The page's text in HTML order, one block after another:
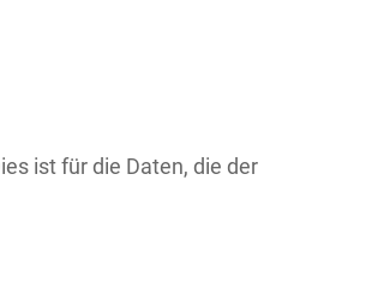
ist für die Daten, die der